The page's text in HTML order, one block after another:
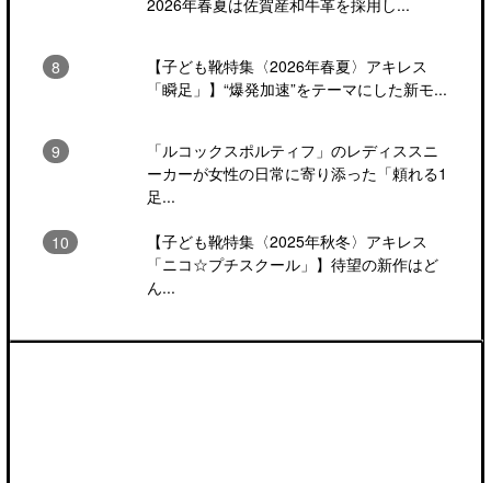
2026年春夏は佐賀産和牛革を採用し...
【子ども靴特集〈2026年春夏〉アキレス
「瞬足」】“爆発加速”をテーマにした新モ...
「ルコックスポルティフ」のレディススニ
ーカーが女性の日常に寄り添った「頼れる1
足...
【子ども靴特集〈2025年秋冬〉アキレス
「ニコ☆プチスクール」】待望の新作はど
ん...